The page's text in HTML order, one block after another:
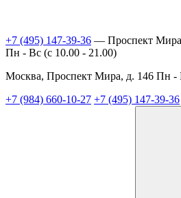
+7 (495) 147-39-36 — Проспект
Пн - Вс (c 10.00 - 21.00)
Москва, Проспект Мира, д. 146 Пн -
+7 (984) 660-10-27 +7 (495) 147-39-36